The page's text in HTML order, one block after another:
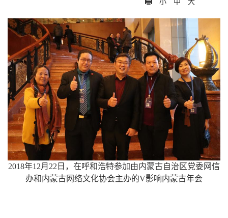
小 中 大
2018年12月22日，在呼和浩特参加由内蒙古自治区党委网信
办和内蒙古网络文化协会主办的V影响内蒙古年会